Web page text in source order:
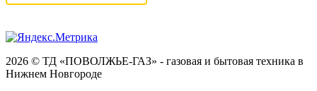
2026 © ТД «ПОВОЛЖЬЕ-ГАЗ» - газовая и бытовая техника в
Нижнем Новгороде